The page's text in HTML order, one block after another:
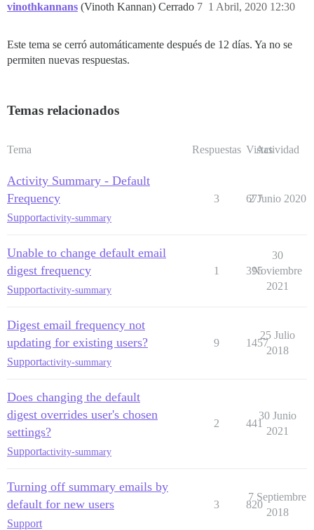
vinothkannans (Vinoth Kannan) Cerrado 1 Abril, 2020 12:30
7
Este tema se cerró automáticamente después de 12 días. Ya no se
permiten nuevas respuestas.
Temas relacionados
Tema Respuestas Vistas
Actividad
Activity Summary - Default
Frequency
Supportactivity-summary
3 677
2 Junio 2020
Unable to change default email
digest frequency
Supportactivity-summary
1 395
30
Noviembre
2021
Digest email frequency not
updating for existing users?
Supportactivity-summary
9 1457
25 Julio
2018
Does changing the default
digest overrides user's chosen
settings?
Supportactivity-summary
2 441
30 Junio
2021
Turning off summary emails by
default for new users
Support
3 820
7 Septiembre
2018